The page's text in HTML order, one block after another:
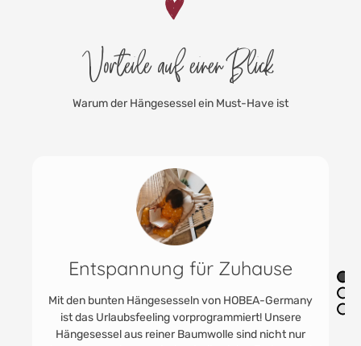
Vorteile auf einen Blick
Warum der Hängesessel ein Must-Have ist
Entspannung für Zuhause
Mit den bunten Hängesesseln von HOBEA-Germany
ist das Urlaubsfeeling vorprogrammiert! Unsere
Hängesessel aus reiner Baumwolle sind nicht nur